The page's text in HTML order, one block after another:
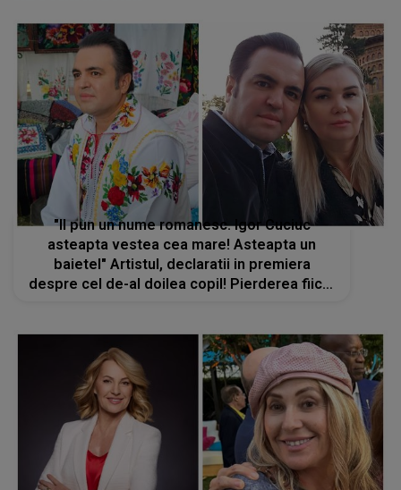
"II pun un nume romanesc. Igor Cuciuc
asteapta vestea cea mare! Asteapta un
baietel" Artistul, declaratii in premiera
despre cel de-al doilea copil! Pierderea fiicei